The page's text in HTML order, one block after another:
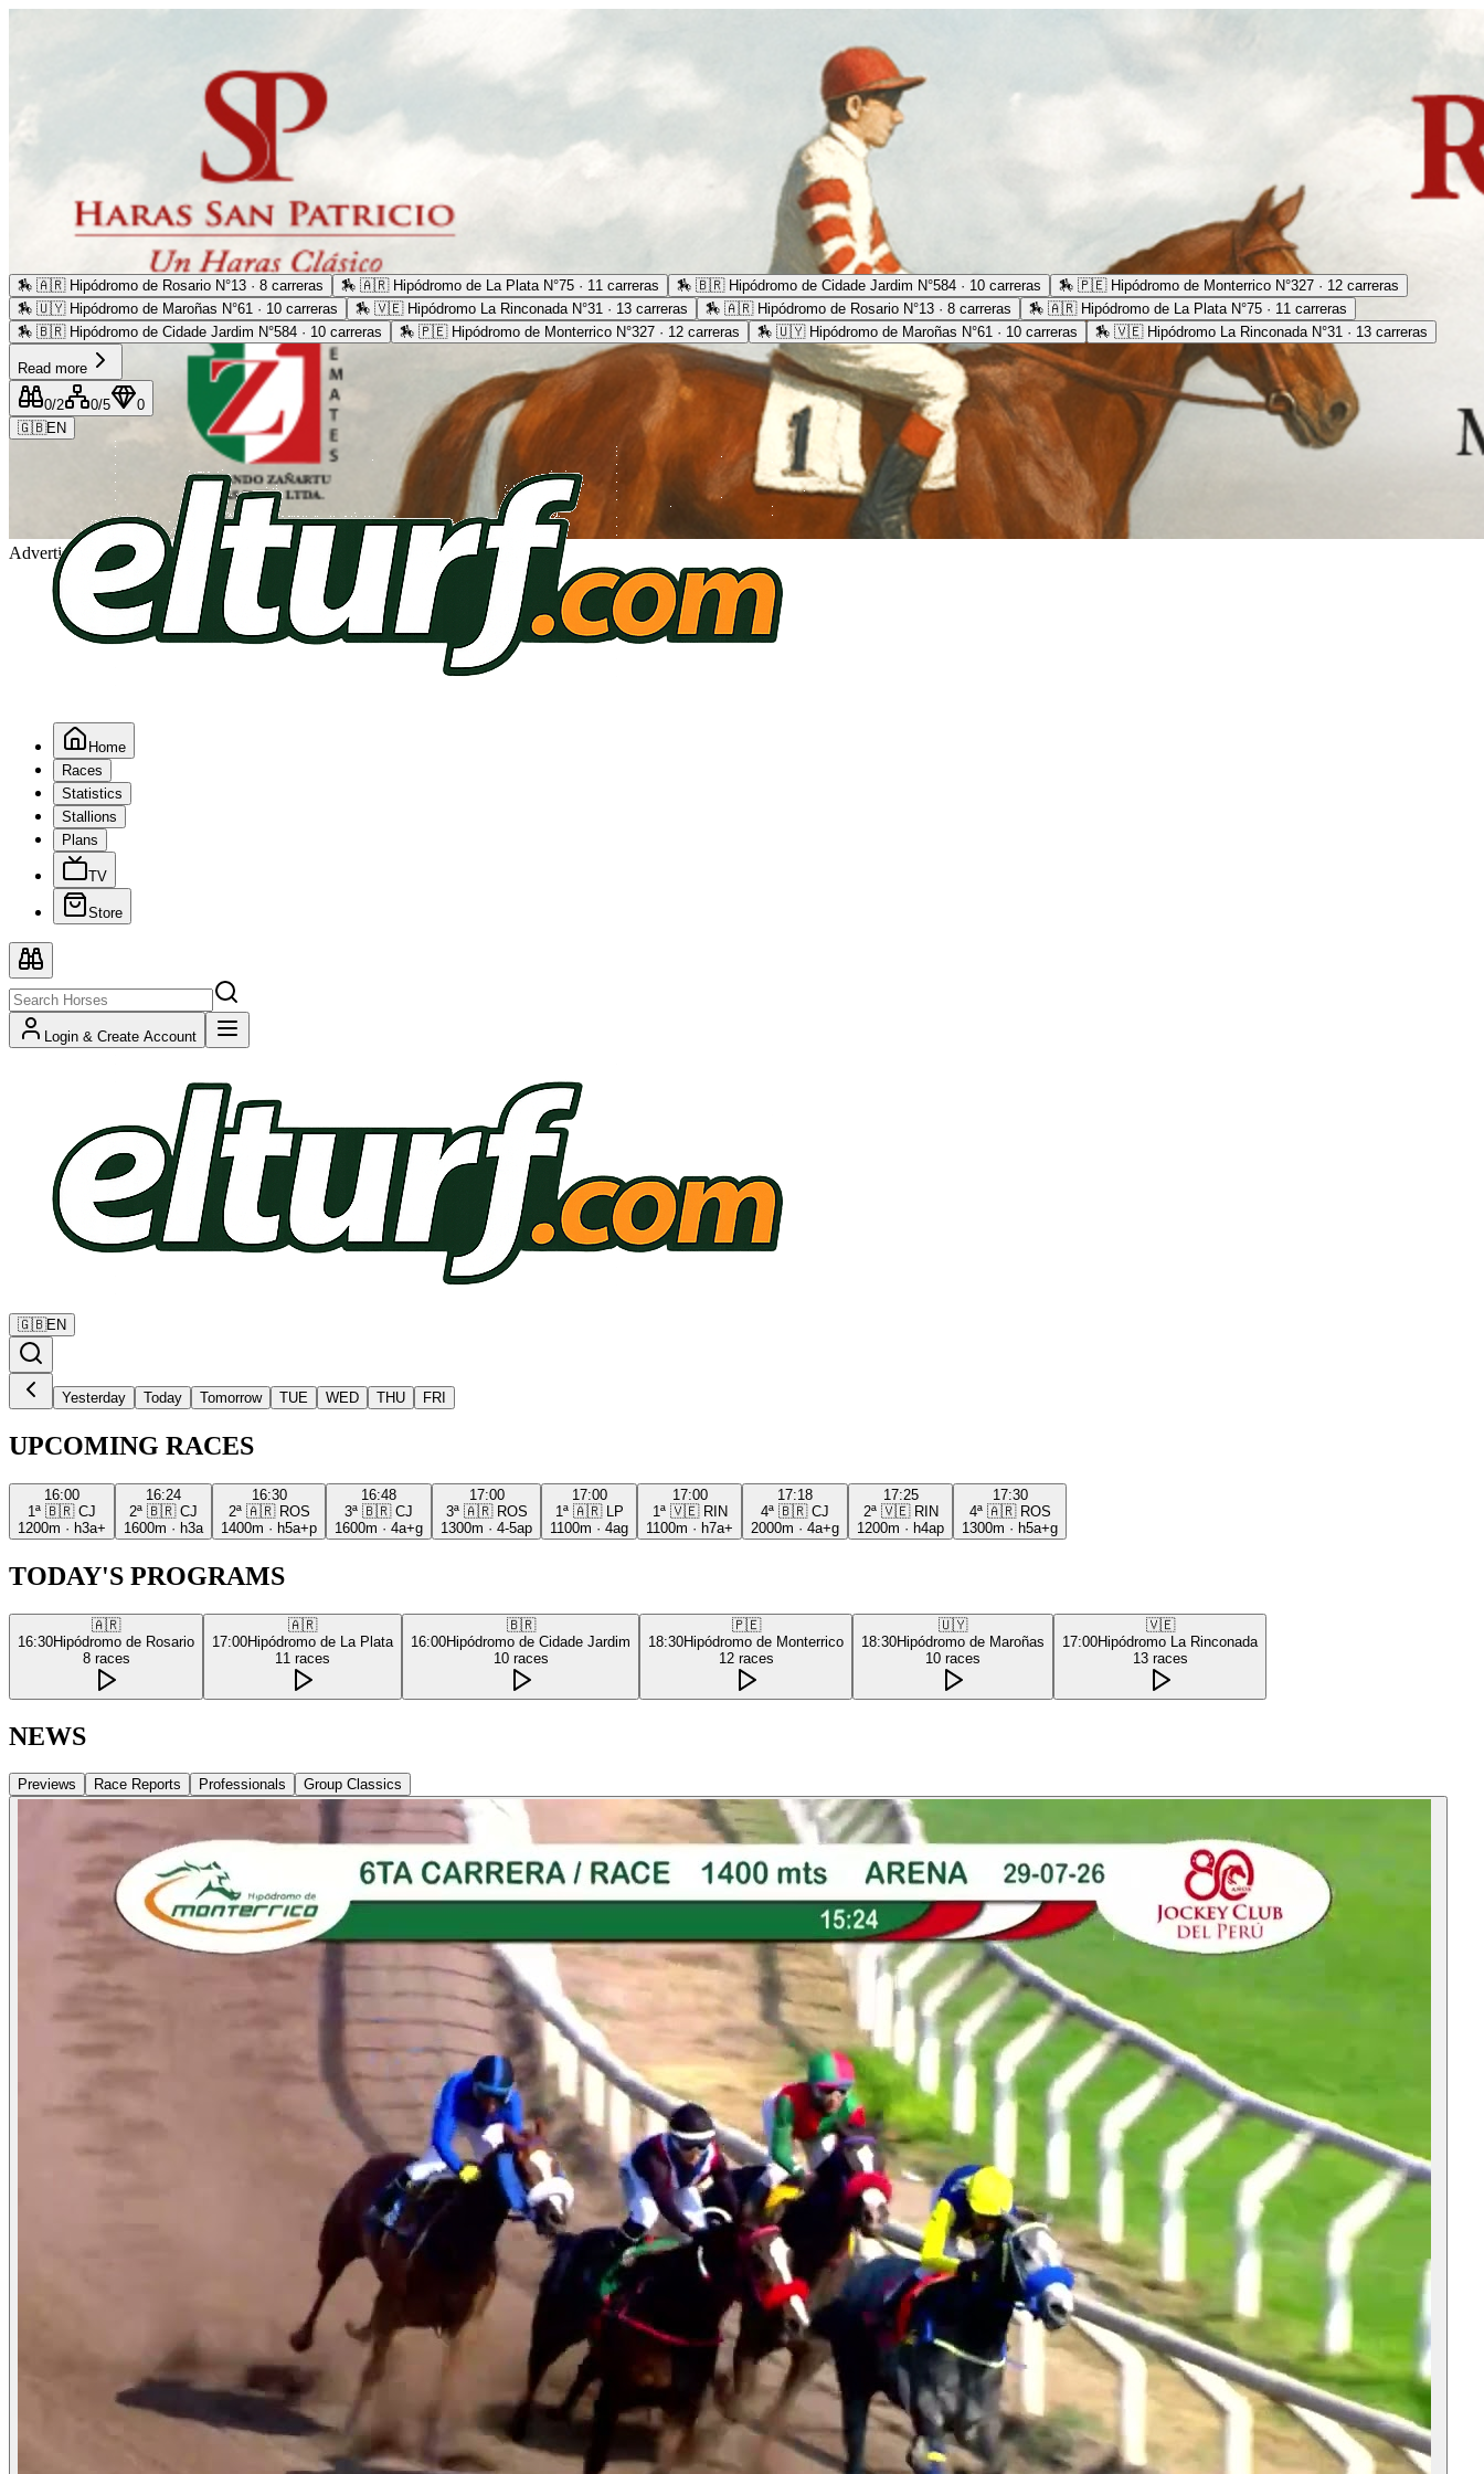
Advertising
🏇 🇦🇷 Hipódromo de Rosario N°13 · 8 carreras 🏇 🇦🇷 Hipódromo de La Plata N°75 · 11 carreras 🏇 🇧🇷 Hipódromo de Cidade Jardim N°584 · 10 carreras 🏇 🇵🇪 Hipódromo de Monterrico N°327 · 12 carreras
🏇 🇺🇾 Hipódromo de Maroñas N°61 · 10 carreras 🏇 🇻🇪 Hipódromo La Rinconada N°31 · 13 carreras 🏇 🇦🇷 Hipódromo de Rosario N°13 · 8 carreras 🏇 🇦🇷 Hipódromo de La Plata N°75 · 11 carreras
🏇 🇧🇷 Hipódromo de Cidade Jardim N°584 · 10 carreras 🏇 🇵🇪 Hipódromo de Monterrico N°327 · 12 carreras 🏇 🇺🇾 Hipódromo de Maroñas N°61 · 10 carreras 🏇 🇻🇪 Hipódromo La Rinconada N°31 · 13 carreras
Read more
0/2 0/5
0
🇬🇧EN
Home
Races
Statistics
Stallions
Plans
TV
Store
Login & Create Account
🇬🇧EN
Yesterday Today Tomorrow TUE WED THU FRI
UPCOMING RACES
16:00
1ª 🇧🇷 CJ
1200m · h3a+
16:24
2ª 🇧🇷 CJ
1600m · h3a
16:30
2ª 🇦🇷 ROS
1400m · h5a+p
16:48
3ª 🇧🇷 CJ
1600m · 4a+g
17:00
3ª 🇦🇷 ROS
1300m · 4-5ap
17:00
1ª 🇦🇷
LP
1100m · 4ag
17:00
1ª 🇻🇪 RIN
1100m · h7a+
17:18
4ª 🇧🇷 CJ
2000m · 4a+g
17:25
2ª 🇻🇪 RIN
1200m · h4ap
17:30
4ª 🇦🇷 ROS
1300m · h5a+g
TODAY'S PROGRAMS
🇦🇷
16:30Hipódromo de Rosario
8 races
🇦🇷
17:00Hipódromo de La Plata
11 races
🇧🇷
16:00Hipódromo de Cidade Jardim
10 races
🇵🇪
18:30Hipódromo de Monterrico
12 races
🇺🇾
18:30Hipódromo de Maroñas
10 races
🇻🇪
17:00Hipódromo La Rinconada
13 races
NEWS
Previews Race Reports Professionals Group Classics